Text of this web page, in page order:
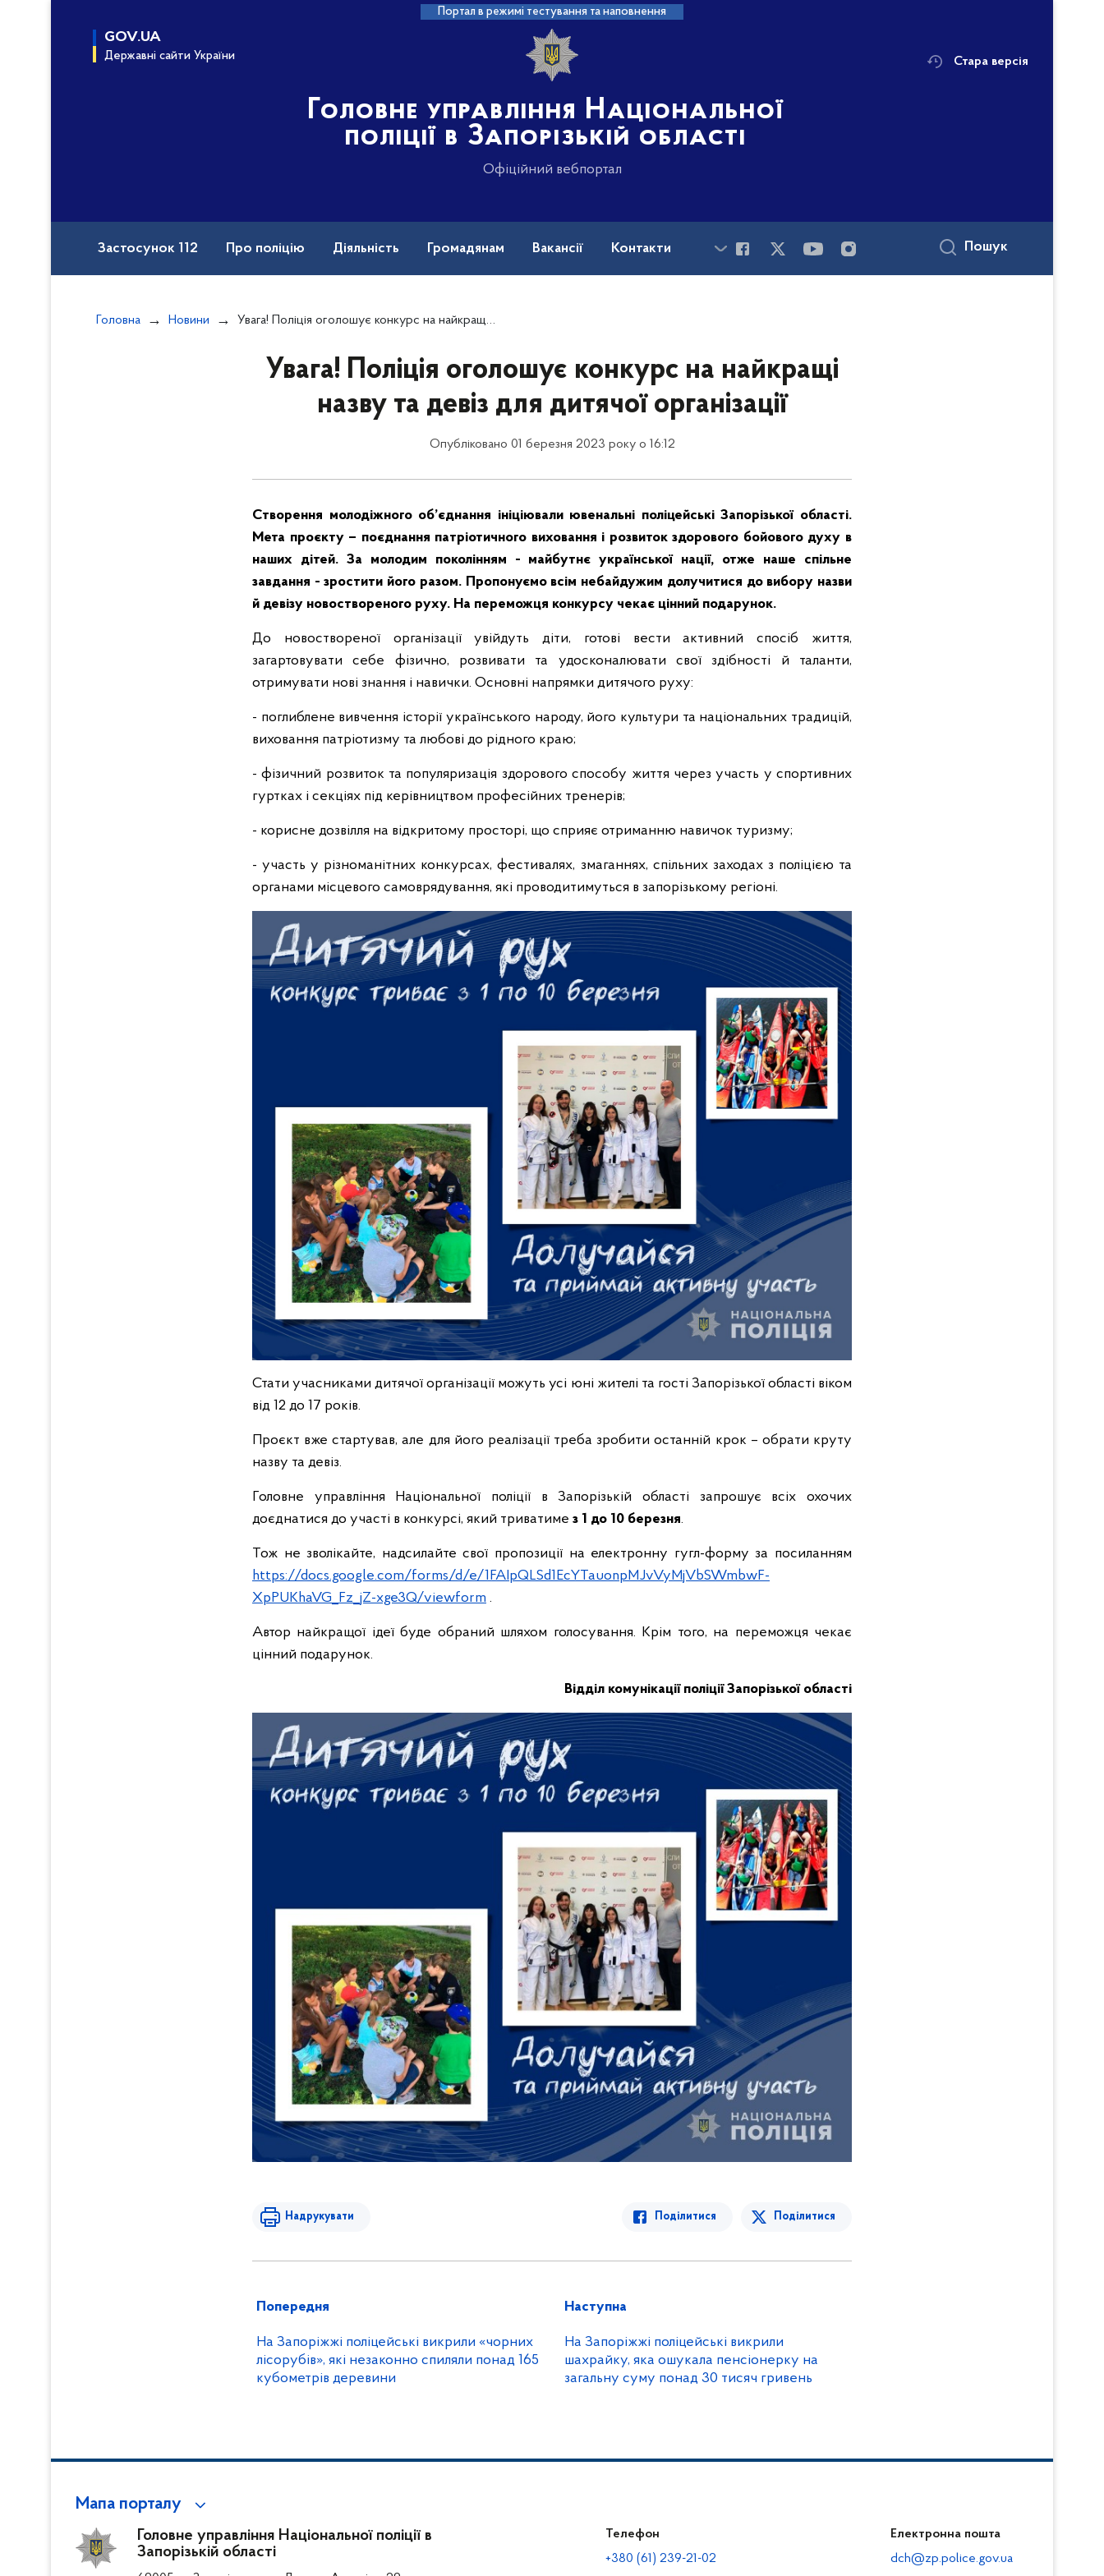
Портал в режимі тестування та наповнення
GOV.UA
Державні сайти України
Головне управління Національної
поліції в Запорізькій області
Офіційний вебпортал
Стара версія
Застосунок 112 Про поліцію Діяльність Громадянам Вакансії Контакти Пошук
Головна Новини Увага! Поліція оголошує конкурс на найкращі назву та девіз для дитячої організації
Увага! Поліція оголошує конкурс на найкращі
назву та девіз для дитячої організації
Опубліковано 01 березня 2023 року о 16:12
Створення молодіжного об’єднання ініціювали ювенальні поліцейські Запорізької області.
Мета проєкту – поєднання патріотичного виховання і розвиток здорового бойового духу в
наших дітей. За молодим поколінням - майбутнє української нації, отже наше спільне
завдання - зростити його разом. Пропонуємо всім небайдужим долучитися до вибору назви
й девізу новоствореного руху. На переможця конкурсу чекає цінний подарунок.
До новоствореної організації увійдуть діти, готові вести активний спосіб життя,
загартовувати себе фізично, розвивати та удосконалювати свої здібності й таланти,
отримувати нові знання і навички. Основні напрямки дитячого руху:
- поглиблене вивчення історії українського народу, його культури та національних традицій,
виховання патріотизму та любові до рідного краю;
- фізичний розвиток та популяризація здорового способу життя через участь у спортивних
гуртках і секціях під керівництвом професійних тренерів;
- корисне дозвілля на відкритому просторі, що сприяє отриманню навичок туризму;
- участь у різноманітних конкурсах, фестивалях, змаганнях, спільних заходах з поліцією та
органами місцевого самоврядування, які проводитимуться в запорізькому регіоні.
Стати учасниками дитячої організації можуть усі юні жителі та гості Запорізької області віком
від 12 до 17 років.
Проєкт вже стартував, але для його реалізації треба зробити останній крок – обрати круту
назву та девіз.
Головне управління Національної поліції в Запорізькій області запрошує всіх охочих
доєднатися до участі в конкурсі, який триватиме з 1 до 10 березня.
Тож не зволікайте, надсилайте свої пропозиції на електронну гугл-форму за посиланням
https://docs.google.com/forms/d/e/1FAIpQLSd1EcYTauonpMJvVyMjVbSWmbwF-
XpPUKhaVG_Fz_jZ-xge3Q/viewform .
Автор найкращої ідеї буде обраний шляхом голосування. Крім того, на переможця чекає
цінний подарунок.
Відділ комунікації поліції Запорізької області
Надрукувати Поділитися Поділитися
Попередня
На Запоріжжі поліцейські викрили «чорних
лісорубів», які незаконно спиляли понад 165
кубометрів деревини
Наступна
На Запоріжжі поліцейські викрили
шахрайку, яка ошукала пенсіонерку на
загальну суму понад 30 тисяч гривень
Мапа порталу
Головне управління Національної поліції в
Запорізькій області
Телефон
+380 (61) 239-21-02
Електронна пошта
dch@zp.police.gov.ua